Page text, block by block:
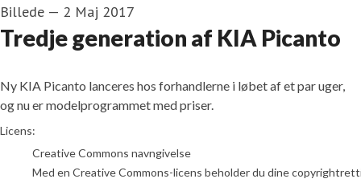
Billede — 2 Maj 2017
Tredje generation af KIA Picanto
Ny KIA Picanto lanceres hos forhandlerne i løbet af et par uger,
og nu er modelprogrammet med priser.
go to media item
Licens:
Creative Commons navngivelse
Med en Creative Commons-licens beholder du dine